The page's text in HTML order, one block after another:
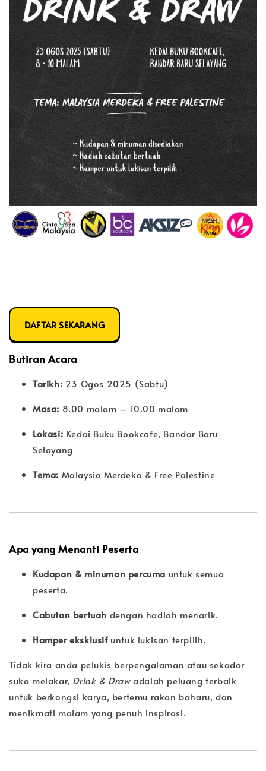
DAFTAR SEKARANG
Butiran Acara
Tarikh: 23 Ogos 2025 (Sabtu)
Masa: 8.00 malam – 10.00 malam
Lokasi: Kedai Buku Bookcafe, Bandar Baru
Selayang
Tema: Malaysia Merdeka & Free Palestine
Apa yang Menanti Peserta
Kudapan & minuman percuma untuk semua
peserta.
Cabutan bertuah dengan hadiah menarik.
Hamper eksklusifuntuk lukisan terpilih.
Tidak kira anda pelukis berpengalaman atau sekadar
suka melakar, Drink & Drawadalah peluang terbaik
untuk berkongsi karya, bertemu rakan baharu, dan
menikmati malam yang penuh inspirasi.